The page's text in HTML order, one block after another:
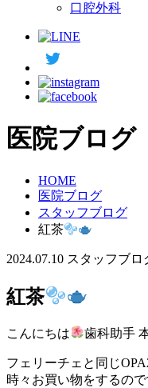
口腔外科
医院ブログ
HOME
医院ブログ
スタッフブログ
紅茶
2024.07.10 スタッフブロ
紅茶
こんにちは 歯科助手
フェリーチェと同じ
時々お買い物をするの